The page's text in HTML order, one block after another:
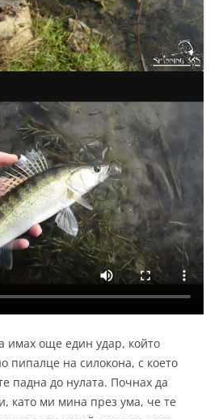
имах още един удар, който
пипалце на силокона, с което
падна до нулата. Почнах да
като ми мина през ума, че те